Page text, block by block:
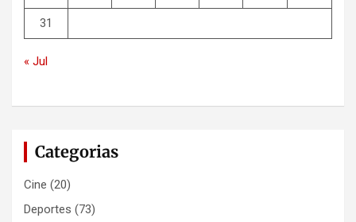
31
« Jul
Categorias
Cine (20)
Deportes (73)